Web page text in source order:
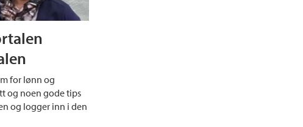
for lønn og
og noen gode tips
og logger inn i den